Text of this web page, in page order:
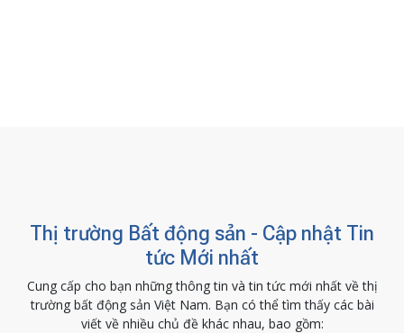
Thị trường Bất động sản - Cập nhật Tin
tức Mới nhất
Cung cấp cho bạn những thông tin và tin tức mới nhất về thị
trường bất động sản Việt Nam. Bạn có thể tìm thấy các bài
viết về nhiều chủ đề khác nhau, bao gồm: